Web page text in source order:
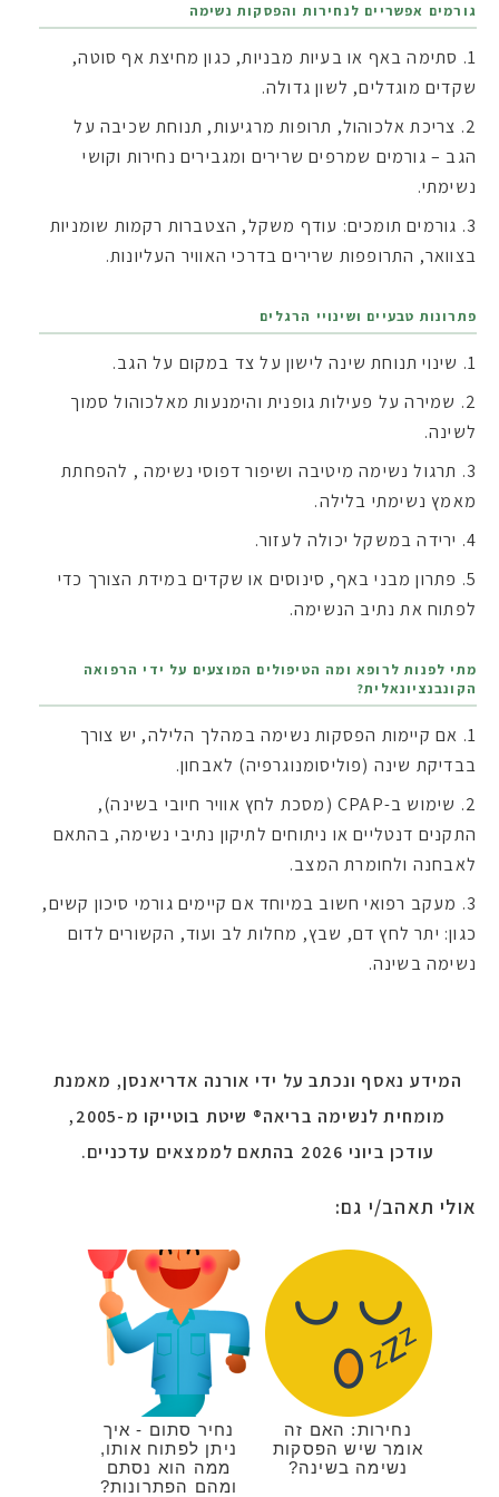
גורמים אפשריים לנחירות והפסקות נשימה
סתימה באף או בעיות מבניות, כגון מחיצת אף סוטה,
שקדים מוגדלים, לשון גדולה.
צריכת אלכוהול, תרופות מרגיעות, תנוחת שכיבה על
הגב – גורמים שמרפים שרירים ומגבירים נחירות וקושי
נשימתי.
גורמים תומכים: עודף משקל, הצטברות רקמות שומניות
בצוואר, התרופפות שרירים בדרכי האוויר העליונות.
פתרונות טבעיים ושינויי הרגלים
שינוי תנוחת שינה לישון על צד במקום על הגב.
שמירה על פעילות גופנית והימנעות מאלכוהול סמוך
לשינה.
תרגול נשימה מיטיבה ושיפור דפוסי נשימה , להפחתת
מאמץ נשימתי בלילה.
ירידה במשקל יכולה לעזור.
פתרון מבני באף, סינוסים או שקדים במידת הצורך כדי
לפתוח את נתיב הנשימה.
מתי לפנות לרופא ומה הטיפולים המוצעים על ידי הרפואה
הקונבנציונאלית?
אם קיימות הפסקות נשימה במהלך הלילה, יש צורך
בבדיקת שינה (פוליסומנוגרפיה) לאבחון.
שימוש ב-CPAP (מסכת לחץ אוויר חיובי בשינה),
התקנים דנטליים או ניתוחים לתיקון נתיבי נשימה, בהתאם
לאבחנה ולחומרת המצב.
מעקב רפואי חשוב במיוחד אם קיימים גורמי סיכון קשים,
כגון: יתר לחץ דם, שבץ, מחלות לב ועוד, הקשורים לדום
נשימה בשינה.
המידע נאסף ונכתב על ידי אורנה אדריאנסן, מאמנת
מומחית לנשימה בריאה® שיטת בוטייקו מ-2005,
עודכן ביוני 2026 בהתאם לממצאים עדכניים.
אולי תאהב/י גם:
נחירות: האם זה
אומר שיש הפסקות
נשימה בשינה?
נחיר סתום - איך
ניתן לפתוח אותו,
ממה הוא נסתם
ומהם הפתרונות?